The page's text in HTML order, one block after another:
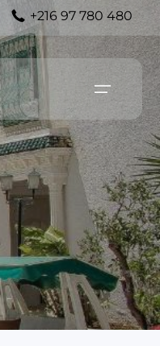
+216 97 780 480